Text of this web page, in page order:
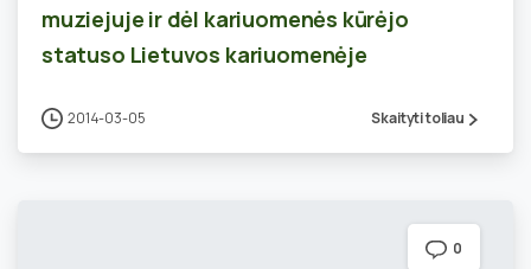
muziejuje ir dėl kariuomenės kūrėjo
statuso Lietuvos kariuomenėje
2014-03-05 Skaityti toliau
0